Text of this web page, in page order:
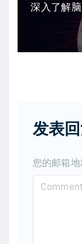
深入了解
发表
您的邮箱地